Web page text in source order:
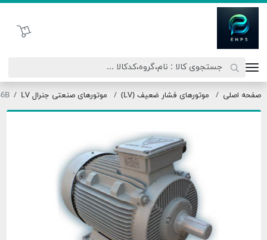
سبد خرید
اصلی موتورهای فشار ضعیف (LV) موتورهای صنعتی جنرال LV